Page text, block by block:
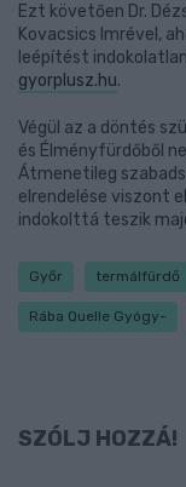
Ezt követően Dr.
Kovacsics Imrével,
leépítést
gyorplusz.hu.
Végül az a döntés
és Élményfürdőből
Átmenetileg
elrendelése viszont
indokolttá teszik
Győr termálfürdő
Rába Quelle Gyógy-
SZÓLJ HOZZÁ!